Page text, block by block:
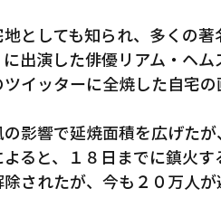
としても知られ、多くの
出演した俳優リアム・ヘ
イッターに全焼した自宅の
影響で延焼面積を広げた
ると、１８日までに鎮火
されたが、今も２０万人が